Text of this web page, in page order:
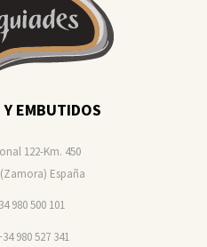
EMBUTIDOS
122-Km. 450
(Zamora) España
980 500 101
980 527 341